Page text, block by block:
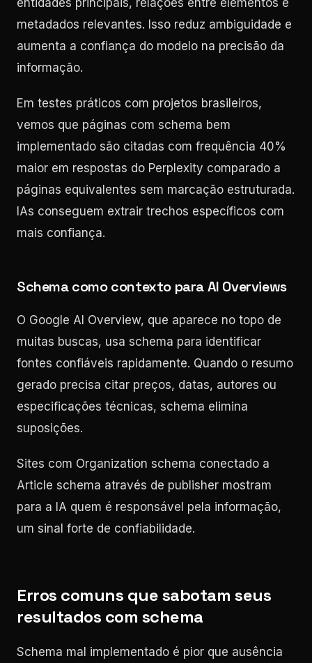
entidades principais, relações entre elementos e
metadados relevantes. Isso reduz ambiguidade e
aumenta a confiança do modelo na precisão da
informação.
Em testes práticos com projetos brasileiros,
vemos que páginas com schema bem
implementado são citadas com frequência 40%
maior em respostas do Perplexity comparado a
páginas equivalentes sem marcação estruturada.
IAs conseguem extrair trechos específicos com
mais confiança.
Schema como contexto para AI Overviews
O Google AI Overview, que aparece no topo de
muitas buscas, usa schema para identificar
fontes confiáveis rapidamente. Quando o resumo
gerado precisa citar preços, datas, autores ou
especificações técnicas, schema elimina
suposições.
Sites com Organization schema conectado a
Article schema através de publisher mostram
para a IA quem é responsável pela informação,
um sinal forte de confiabilidade.
Erros comuns que sabotam seus
resultados com schema
Schema mal implementado é pior que ausência